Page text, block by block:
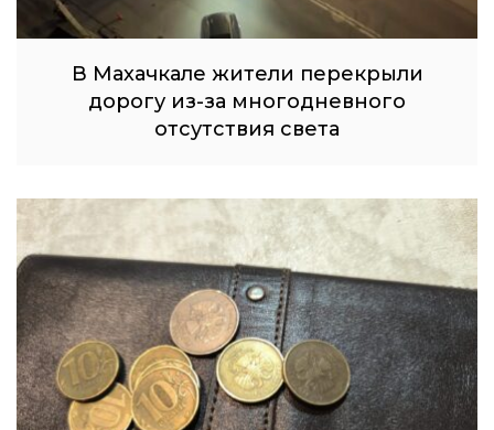
В Махачкале жители перекрыли
дорогу из-за многодневного
отсутствия света